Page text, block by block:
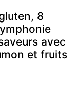
8
avec
et fruits